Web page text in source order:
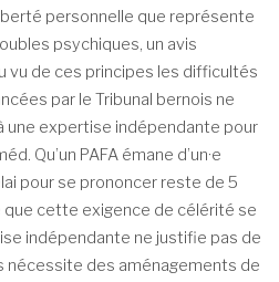
personnelle que représente
psychiques, un avis
vu de ces principes les difficultés
par le Tribunal bernois ne
une expertise indépendante pour
Qu’un PAFA émane d’un·e
pour se prononcer reste de 5
que cette exigence de célérité se
indépendante ne justifie pas de
nécessite des aménagements de